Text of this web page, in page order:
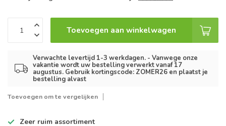
Toevoegen aan winkelwagen
Verwachte levertijd 1-3 werkdagen. - Vanwege onze
vakantie wordt uw bestelling verwerkt vanaf 17
augustus. Gebruik kortingscode: ZOMER26 en plaatst je
bestelling alvast
Toevoegen om te vergelijken
Zeer ruim assortiment